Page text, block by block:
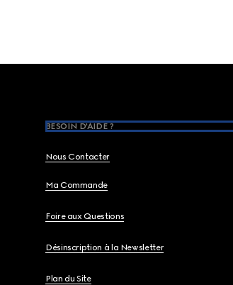
BESOIN D'AIDE ?
Nous Contacter
Ma Commande
Foire aux Questions
Désinscription à la Newsletter
Plan du Site